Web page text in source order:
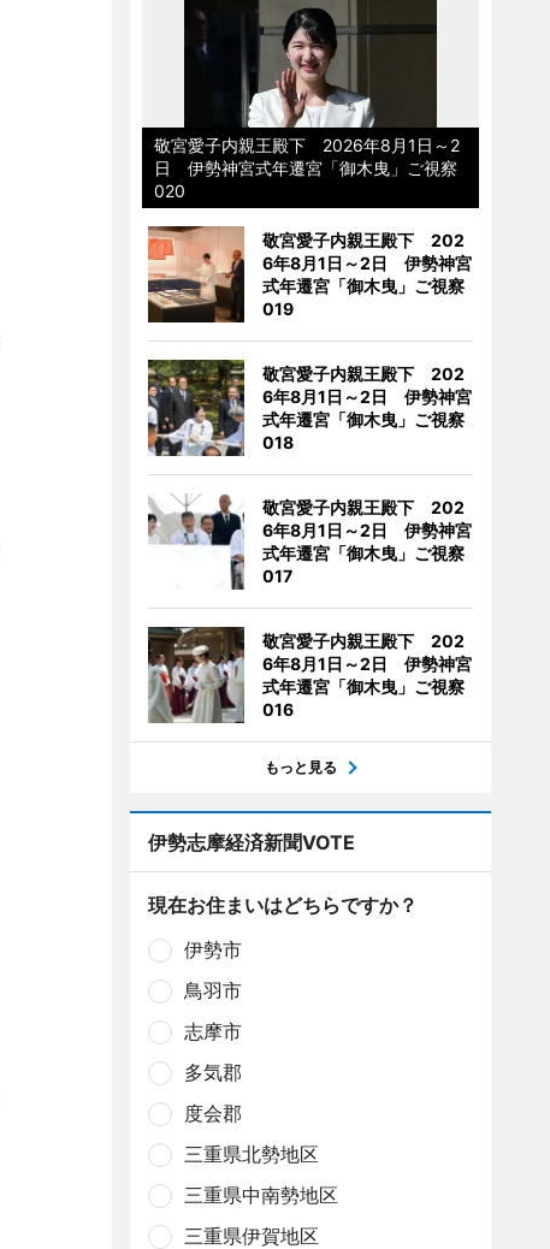
敬宮愛子内親王殿下 2026年8月1日～2
日 伊勢神宮式年遷宮「御木曳」ご視察
020
敬宮愛子内親王殿下 202
6年8月1日～2日 伊勢神宮
式年遷宮「御木曳」ご視察
019
敬宮愛子内親王殿下 202
6年8月1日～2日 伊勢神宮
式年遷宮「御木曳」ご視察
018
敬宮愛子内親王殿下 202
6年8月1日～2日 伊勢神宮
式年遷宮「御木曳」ご視察
017
敬宮愛子内親王殿下 202
6年8月1日～2日 伊勢神宮
式年遷宮「御木曳」ご視察
016
もっと見る
伊勢志摩経済新聞VOTE
現在お住まいはどちらですか？
伊勢市
鳥羽市
志摩市
多気郡
度会郡
三重県北勢地区
三重県中南勢地区
三重県伊賀地区